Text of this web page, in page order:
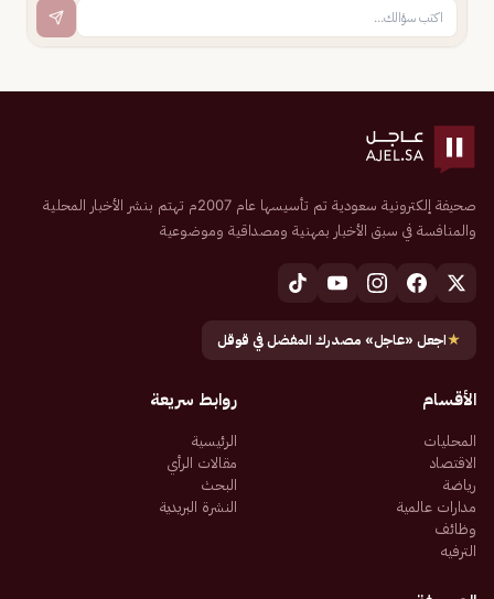
صحيفة إلكترونية سعودية تم تأسيسها عام 2007م تهتم بنشر الأخبار المحلية
والمنافسة في سبق الأخبار بمهنية ومصداقية وموضوعية
★اجعل «عاجل» مصدرك المفضل في قوقل
الأقسام
المحليات
الاقتصاد
رياضة
مدارات عالمية
وظائف
الترفيه
روابط سريعة
الرئيسية
مقالات الرأي
البحث
النشرة البريدية